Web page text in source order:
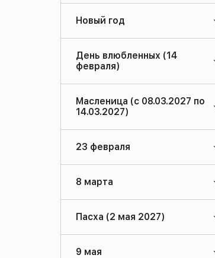
Новый год
День влюбленных (14
февраля)
Масленица (с 08.03.2027 по
14.03.2027)
23 февраля
8 марта
Пасха (2 мая 2027)
9 мая